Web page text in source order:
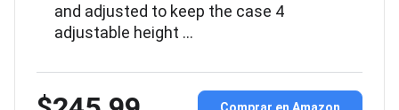
and adjusted to keep the case 4
adjustable height …
Comprar en Amazon